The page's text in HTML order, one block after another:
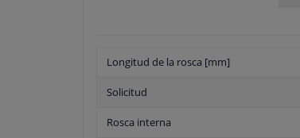
Longitud de la rosca [mm]
Solicitud
Rosca interna